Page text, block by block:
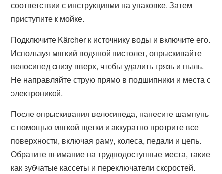
соответствии с инструкциями на упаковке. Затем
приступите к мойке.
Подключите Kärcher к источнику воды и включите его.
Используя мягкий водяной пистолет, опрыскивайте
велосипед снизу вверх, чтобы удалить грязь и пыль.
Не направляйте струю прямо в подшипники и места с
электроникой.
После опрыскивания велосипеда, нанесите шампунь
с помощью мягкой щетки и аккуратно протрите все
поверхности, включая раму, колеса, педали и цепь.
Обратите внимание на труднодоступные места, такие
как зубчатые кассеты и переключатели скоростей.